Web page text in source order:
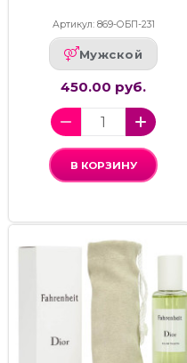
Артикул: 869-ОБП-231
Мужской
450.00 руб.
В КОРЗИНУ